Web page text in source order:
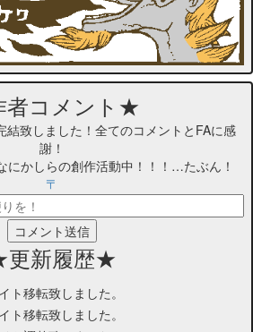
コメント★
致しました！全てのコメントとFAに感
謝！
かしらの創作活動中！！！…たぶん！
〒
新履歴★
ト移転致しました。
ト移転致しました。